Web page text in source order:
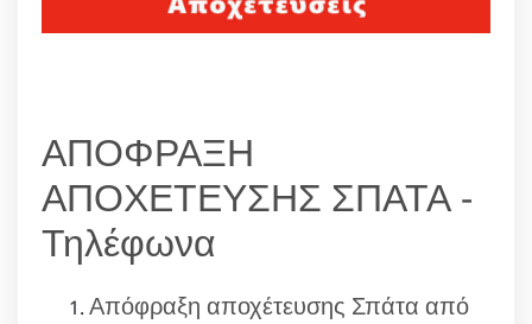
ΑΠΟΦΡΑΞΗ
ΑΠΟΧΕΤΕΥΣΗΣ ΣΠΑΤΑ -
Τηλέφωνα
Απόφραξη αποχέτευσης Σπάτα από